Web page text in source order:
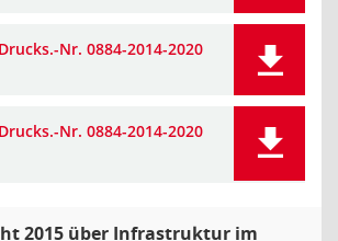
Nr. 0884-2014-2020
Nr. 0884-2014-2020
2015 über Infrastruktur im